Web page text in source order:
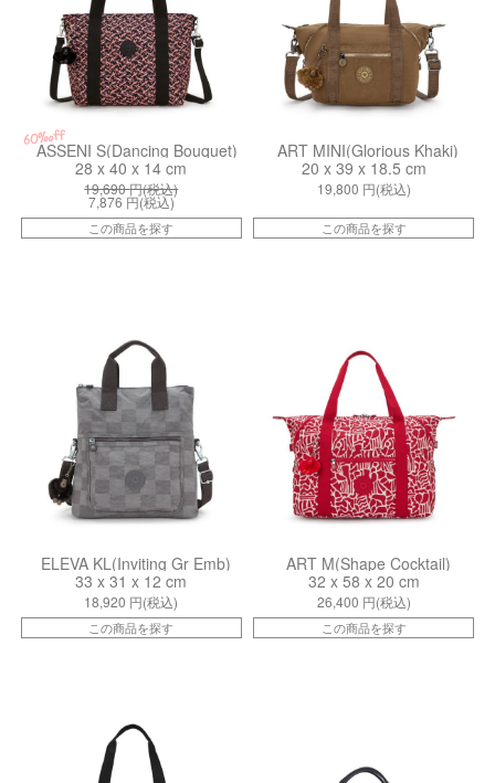
60%off
ASSENI S(Dancing Bouquet)
28 x 40 x 14 cm
19,690円(税込)
7,876 円(税込)
この商品を探す
ART MINI(Glorious Khaki)
20 x 39 x 18.5 cm
19,800 円(税込)
この商品を探す
ELEVA KL(Inviting Gr Emb)
33 x 31 x 12 cm
18,920 円(税込)
この商品を探す
ART M(Shape Cocktail)
32 x 58 x 20 cm
26,400 円(税込)
この商品を探す